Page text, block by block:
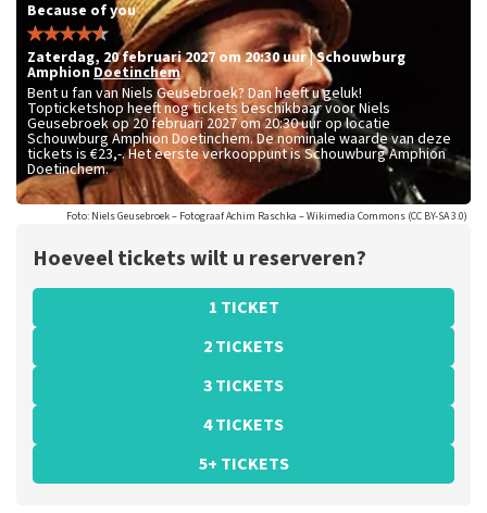
Because of you
zaterdag, 20 februari 2027 om 20:30uur|Schouwburg
AmphionDoetinchem
Bent u fan van Niels Geusebroek? Dan heeft u geluk!
Topticketshop heeft nog tickets beschikbaar voor Niels
Geusebroek op 20 februari 2027 om 20:30 uur op locatie
Schouwburg Amphion Doetinchem. De nominale waarde van deze
tickets is €23,-. Het eerste verkooppunt is Schouwburg Amphion
Doetinchem.
Foto: Niels Geusebroek – Fotograaf Achim Raschka – Wikimedia Commons (CC BY-SA 3.0)
Hoeveel tickets wilt u reserveren?
1 TICKET
2 TICKETS
3 TICKETS
4 TICKETS
5+ TICKETS